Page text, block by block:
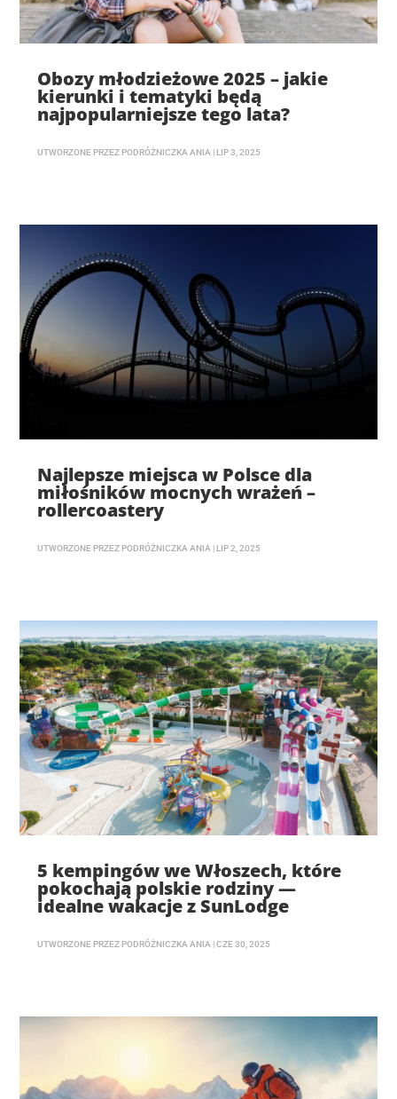
Obozy młodzieżowe 2025 – jakie
kierunki i tematyki będą
najpopularniejsze tego lata?
UTWORZONE PRZEZ PODRÓŻNICZKA ANIA | LIP 3, 2025
Najlepsze miejsca w Polsce dla
miłośników mocnych wrażeń –
rollercoastery
UTWORZONE PRZEZ PODRÓŻNICZKA ANIA | LIP 2, 2025
5 kempingów we Włoszech, które
pokochają polskie rodziny —
idealne wakacje z SunLodge
UTWORZONE PRZEZ PODRÓŻNICZKA ANIA |CZE 30, 2025